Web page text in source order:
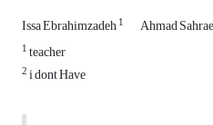
Issa Ebrahimzadeh1 Ahmad
1teacher
2i dont Have